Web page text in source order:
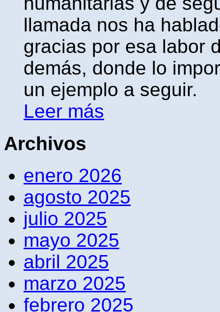
llamada nos ha
gracias por esa labor
demás, donde lo
un ejemplo a seguir.
Leer más
Archivos
enero 2026
agosto 2025
julio 2025
mayo 2025
abril 2025
marzo 2025
febrero 2025